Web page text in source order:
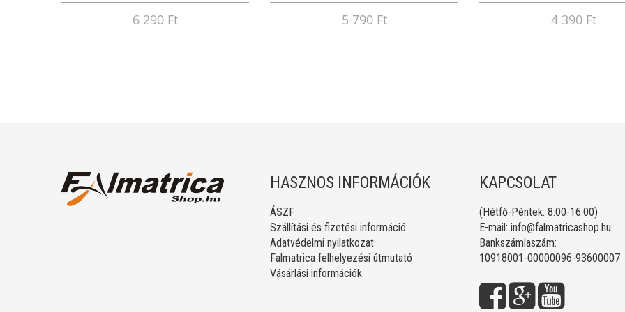
6 290 Ft 5 790 Ft 4 390 Ft
HASZNOS INFORMÁCIÓK
ÁSZF
Szállítási és fizetési információ
Adatvédelmi nyilatkozat
Falmatrica felhelyezési útmutató
Vásárlási információk
KAPCSOLAT
(Hétfő-Péntek: 8:00-16:00)
E-mail: info@falmatricashop.hu
Bankszámlaszám:
10918001-00000096-93600007